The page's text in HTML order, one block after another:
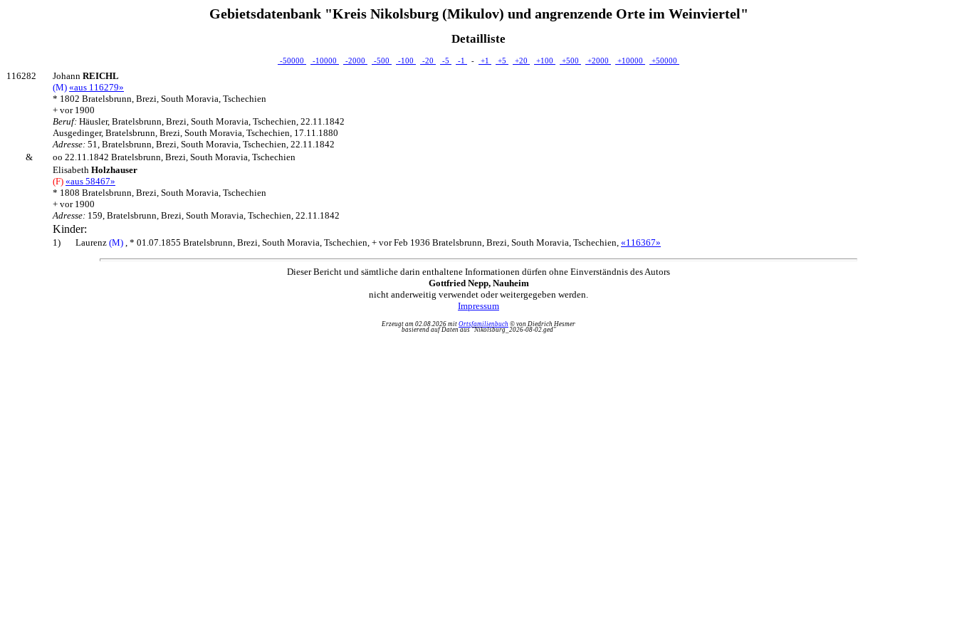
Gebietsdatenbank "Kreis Nikolsburg (Mikulov) und angrenzende Orte im Weinviertel"
Detailliste
-50000 -10000 -2000 -500 -100 -20 -5 -1 - +1 +5 +20 +100 +500 +2000 +10000 +50000
116282 Johann REICHL
(M) «aus 116279»
* 1802 Bratelsbrunn, Brezi, South Moravia, Tschechien
+ vor 1900
Beruf: Häusler, Bratelsbrunn, Brezi, South Moravia, Tschechien, 22.11.1842
Ausgedinger, Bratelsbrunn, Brezi, South Moravia, Tschechien, 17.11.1880
Adresse: 51, Bratelsbrunn, Brezi, South Moravia, Tschechien, 22.11.1842
&
oo 22.11.1842 Bratelsbrunn, Brezi, South Moravia, Tschechien
Elisabeth Holzhauser
(F) «aus 58467»
* 1808 Bratelsbrunn, Brezi, South Moravia, Tschechien
+ vor 1900
Adresse: 159, Bratelsbrunn, Brezi, South Moravia, Tschechien, 22.11.1842
Kinder:
1) Laurenz (M) , * 01.07.1855 Bratelsbrunn, Brezi, South Moravia, Tschechien, + vor Feb 1936 Bratelsbrunn, Brezi, South Moravia, Tschechien, «116367»
Dieser Bericht und sämtliche darin enthaltene Informationen dürfen ohne Einverständnis des Autors
Gottfried Nepp, Nauheim
nicht anderweitig verwendet oder weitergegeben werden.
Impressum
Erzeugt am 02.08.2026 mit Ortsfamilienbuch © von Diedrich Hesmer
basierend auf Daten aus "Nikolsburg_2026-08-02.ged"